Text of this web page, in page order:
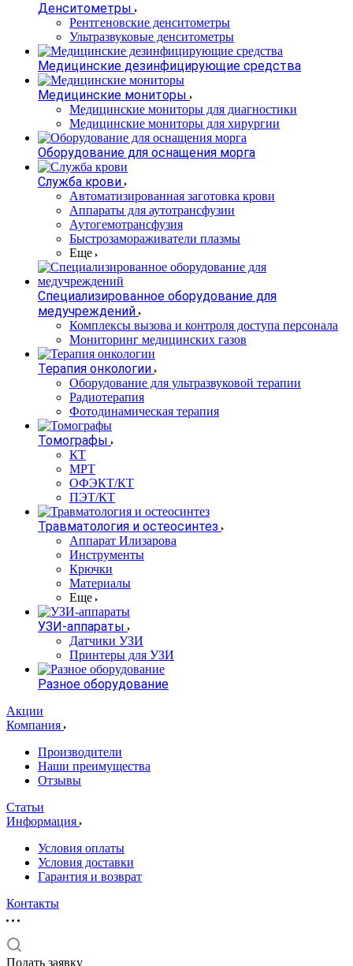
Денситометры
Рентгеновские денситометры
Ультразвуковые денситометры
Медицинские дезинфицирующие средства
Медицинские мониторы
Медицинские мониторы для диагностики
Медицинские мониторы для хирургии
Оборудование для оснащения морга
Служба крови
Автоматизированная заготовка крови
Аппараты для аутотрансфузии
Аутогемотрансфузия
Быстрозамораживатели плазмы
Еще
Специализированное оборудование для
медучреждений
Комплексы вызова и контроля доступа персонала
Мониторинг медицинских газов
Терапия онкологии
Оборудование для ультразвуковой терапии
Радиотерапия
Фотодинамическая терапия
Томографы
КТ
МРТ
ОФЭКТ/КТ
ПЭТ/КТ
Травматология и остеосинтез
Аппарат Илизарова
Инструменты
Крючки
Материалы
Еще
УЗИ-аппараты
Датчики УЗИ
Принтеры для УЗИ
Разное оборудование
Акции
Компания
Производители
Наши преимущества
Отзывы
Статьи
Информация
Условия оплаты
Условия доставки
Гарантия и возврат
Контакты
Подать заявку